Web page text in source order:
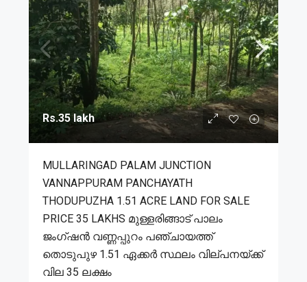
Rs.35 lakh
MULLARINGAD PALAM JUNCTION
VANNAPPURAM PANCHAYATH
THODUPUZHA 1.51 ACRE LAND FOR SALE
PRICE 35 LAKHS മുള്ളരിങ്ങാട് പാലം
ജംഗ്ഷൻ വണ്ണപ്പുറം പഞ്ചായത്ത്
തൊടുപുഴ 1.51 ഏക്കർ സ്ഥലം വില്പനയ്ക്ക്
വില 35 ലക്ഷം